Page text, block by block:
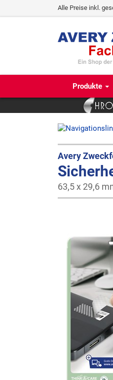
Alle Preise inkl.
Produkte
Avery
63,5 x 29,6